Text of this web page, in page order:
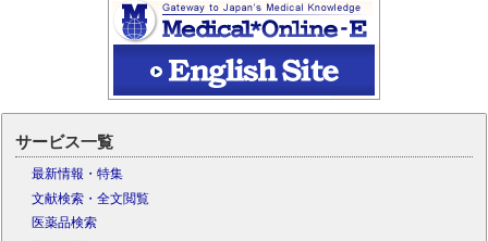
サービス一覧
最新情報・特集
文献検索・全文閲覧
医薬品検索